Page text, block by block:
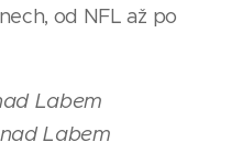
od NFL až po
Labem
Labem
|